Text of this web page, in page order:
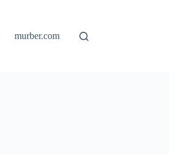
murber.com